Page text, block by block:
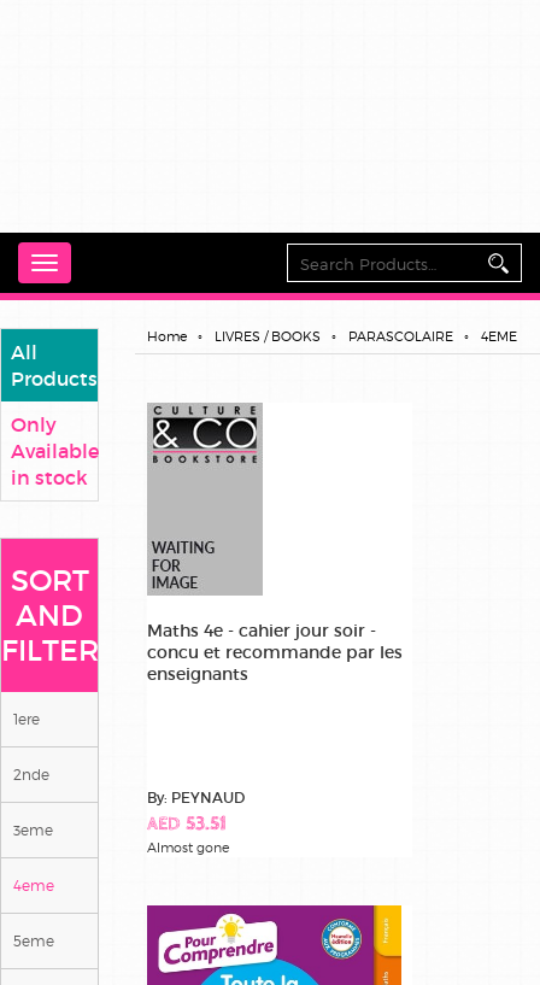
Toggle
navigation
All
Products
Only
Available
in stock
SORT
AND
FILTER
1ere
2nde
3eme
4eme
5eme
Home LIVRES / BOOKS PARASCOLAIRE 4EME
Maths 4e - cahier jour soir -
concu et recommande par les
enseignants
By: PEYNAUD
AED 53.51
Almost gone